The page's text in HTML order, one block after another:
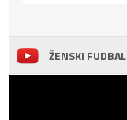
ŽENSKI FUDBAL